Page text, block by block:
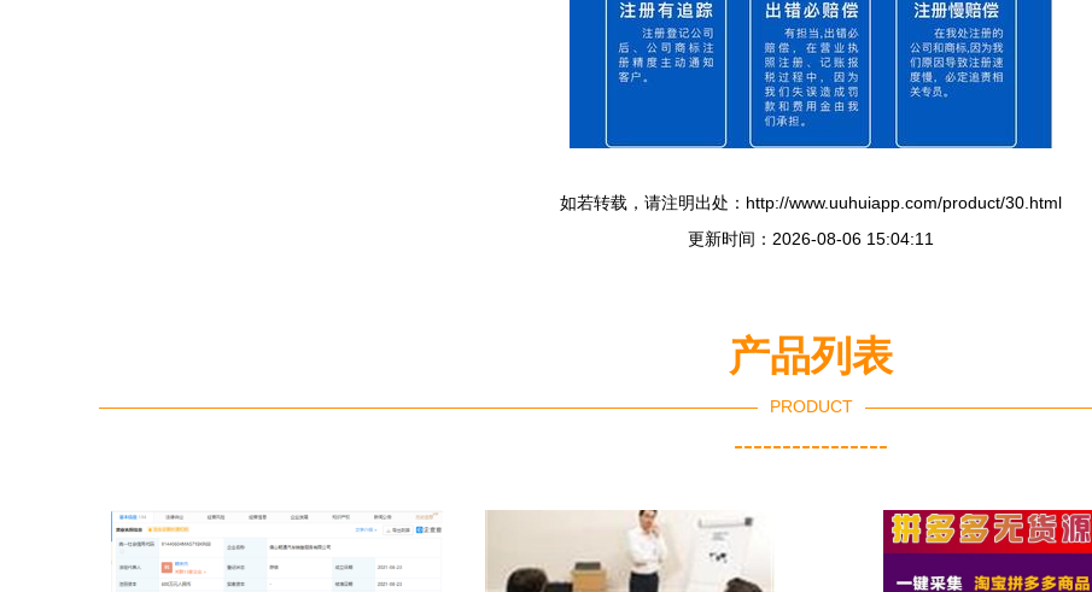
如若转载，请注明出处：http://www.uuhuiapp.com/product/30.html
更新时间：2026-08-06 15:04:11
产品列表
PRODUCT
----------------